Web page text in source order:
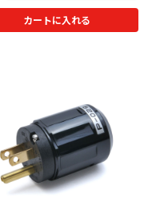
カートに入れる